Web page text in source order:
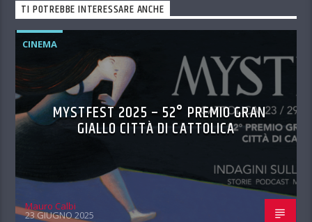
TI POTREBBE INTERESSARE ANCHE
CINEMA
MYSTFEST 2025 – 52° PREMIO GRAN
GIALLO CITTÀ DI CATTOLICA
Mauro Calbi
23 GIUGNO 2025